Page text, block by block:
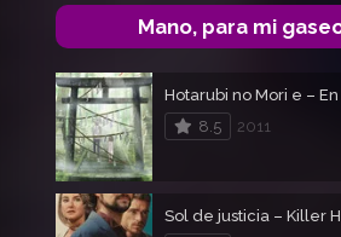
Mano, para mi
8.5
2011
Sol de justicia – Killer